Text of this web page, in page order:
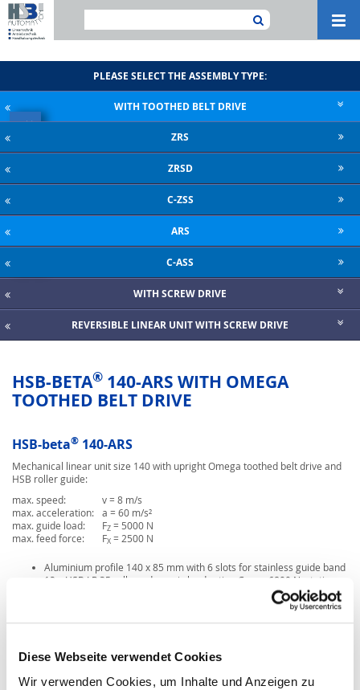
Diese Webseite verwendet Cookies
Wir verwenden Cookies, um Inhalte und Anzeigen zu
×
DOWNLOAD CATALOGUE
PLEASE SELECT THE ASSEMBLY TYPE:
WITH TOOTHED BELT DRIVE
ZRS
ZRSD
C-ZSS
ARS
C-ASS
WITH SCREW DRIVE
REVERSIBLE LINEAR UNIT WITH SCREW DRIVE
HSB-BETA® 140-ARS WITH OMEGA
TOOTHED BELT DRIVE
HSB-beta® 140-ARS
Mechanical linear unit size 140 with upright Omega toothed belt drive and
HSB roller guide:
max. speed:
v = 8 m/s
max. acceleration:
a = 60 m/s²
max. guide load:
FZ = 5000 N
max. feed force:
FX = 2500 N
Aluminium profile 140 x 85 mm with 6 slots for stainless guide band
12 x HSB LR 35 rollers, dynamic load rating C
= 6800 N, static
Toothed belt 50AT10-E, synchronous pulley with 24 teeth = 240